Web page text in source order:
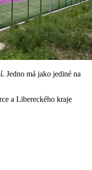
Jedno má jako jediné na
a Libereckého kraje